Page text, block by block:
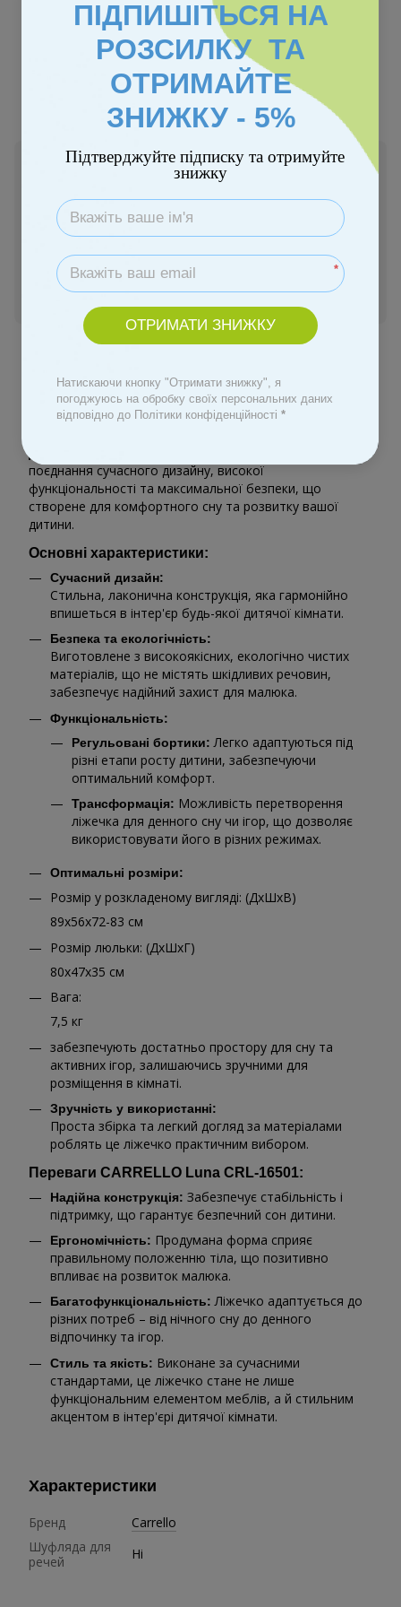
Немає в наявності
3 689 грн
Увійтидля відображення персональної знижки
До обраного
Опис
поєднання сучасного дизайну, високої
функціональності та максимальної безпеки, що
створене для комфортного сну та розвитку вашої
дитини.
Основні характеристики:
Сучасний дизайн:
Стильна, лаконична конструкція, яка гармонійно
впишеться в інтер'єр будь-якої дитячої кімнати.
Безпека та екологічність:
Виготовлене з високоякісних, екологічно чистих
матеріалів, що не містять шкідливих речовин,
забезпечує надійний захист для малюка.
Функціональність:
Регульовані бортики: Легко адаптуються під
різні етапи росту дитини, забезпечуючи
оптимальний комфорт.
Трансформація: Можливість перетворення
ліжечка для денного сну чи ігор, що дозволяє
використовувати його в різних режимах.
Оптимальні розміри:
Розмір у розкладеному вигляді: (ДхШхВ)
89х56х72-83 см
Розмір люльки: (ДхШхГ)
80х47х35 см
Вага:
7,5 кг
забезпечують достатньо простору для сну та
активних ігор, залишаючись зручними для
розміщення в кімнаті.
Зручність у використанні:
Проста збірка та легкий догляд за матеріалами
роблять це ліжечко практичним вибором.
Переваги CARRELLO Luna CRL-16501:
Надійна конструкція: Забезпечує стабільність і
підтримку, що гарантує безпечний сон дитини.
Ергономічність: Продумана форма сприяє
правильному положенню тіла, що позитивно
впливає на розвиток малюка.
Багатофункціональність: Ліжечко адаптується до
різних потреб – від нічного сну до денного
відпочинку та ігор.
Стиль та якість: Виконане за сучасними
стандартами, це ліжечко стане не лише
функціональним елементом меблів, а й стильним
акцентом в інтер'єрі дитячої кімнати.
Характеристики
Бренд
Carrello
Шуфляда для
речей
Ні
ПІДПИШІТЬСЯ НА
РОЗСИЛКУ ТА
ОТРИМАЙТЕ
ЗНИЖКУ - 5%
Підтверджуйте підписку та отримуйте
знижку
*
ОТРИМАТИ ЗНИЖКУ
Натискаючи кнопку "Отримати знижку", я
погоджуюсь на обробку своїх персональних даних
відповідно до Політики конфіденційності *